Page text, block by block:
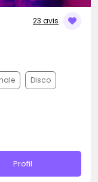
23 avis
Disco
Profil